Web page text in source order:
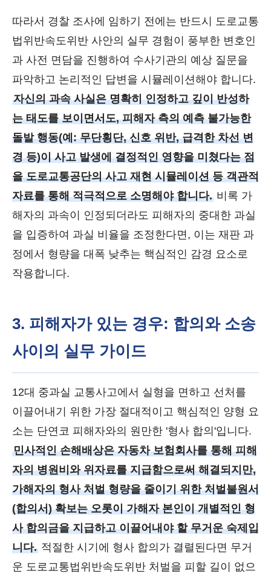
따라서 경찰 조사에 임하기 전에는 반드시 도로교통
법위반속도위반 사안의 실무 경험이 풍부한 변호인
과 사전 면담을 진행하여 수사기관의 예상 질문을
파악하고 논리적인 답변을 시뮬레이션해야 합니다.
자신의 과속 사실은 명확히 인정하고 깊이 반성하
는 태도를 보이면서도, 피해자 측의 예측 불가능한
돌발 행동(예: 무단횡단, 신호 위반, 급격한 차선 변
경 등)이 사고 발생에 결정적인 영향을 미쳤다는 점
을 도로교통공단의 사고 재현 시뮬레이션 등 객관적
자료를 통해 적극적으로 소명해야 합니다. 비록 가
해자의 과속이 인정되더라도 피해자의 중대한 과실
을 입증하여 과실 비율을 조정한다면, 이는 재판 과
정에서 형량을 대폭 낮추는 핵심적인 감경 요소로
작용합니다.
3. 피해자가 있는 경우: 합의와 소송
사이의 실무 가이드
12대 중과실 교통사고에서 실형을 면하고 선처를
이끌어내기 위한 가장 절대적이고 핵심적인 양형 요
소는 단연코 피해자와의 원만한 '형사 합의'입니다.
민사적인 손해배상은 자동차 보험회사를 통해 피해
자의 병원비와 위자료를 지급함으로써 해결되지만,
가해자의 형사 처벌 형량을 줄이기 위한 처벌불원서
(합의서) 확보는 오롯이 가해자 본인이 개별적인 형
사 합의금을 지급하고 이끌어내야 할 무거운 숙제입
니다. 적절한 시기에 형사 합의가 결렬된다면 무거
운 도로교통법위반속도위반 처벌을 피할 길이 없으